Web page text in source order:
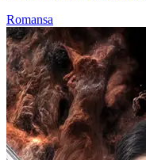
Romansa